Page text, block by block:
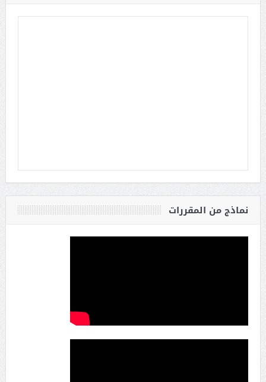
نماذج من المقررات